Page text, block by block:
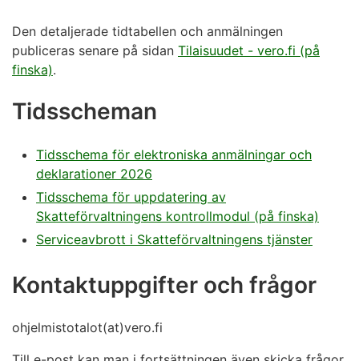
Den detaljerade tidtabellen och anmälningen
publiceras senare på sidan Tilaisuudet - vero.fi (på
finska).
Tidsscheman
Tidsschema för elektroniska anmälningar och
deklarationer 2026
Tidsschema för uppdatering av
Skatteförvaltningens kontrollmodul (på finska)
Serviceavbrott i Skatteförvaltningens tjänster
Kontaktuppgifter och frågor
ohjelmistotalot(at)vero.fi